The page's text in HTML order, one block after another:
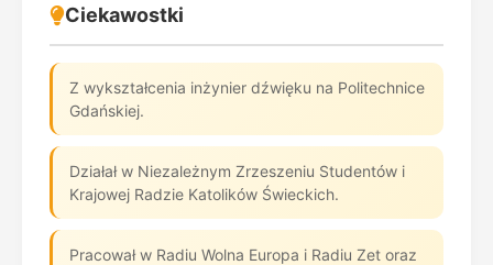
Ciekawostki
Z wykształcenia inżynier dźwięku na Politechnice
Gdańskiej.
Działał w Niezależnym Zrzeszeniu Studentów i
Krajowej Radzie Katolików Świeckich.
Pracował w Radiu Wolna Europa i Radiu Zet oraz